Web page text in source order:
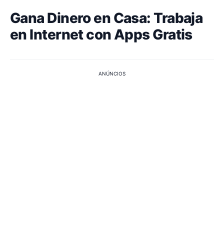
Gana Dinero en Casa: Trabaja
en Internet con Apps Gratis
ANÚNCIOS